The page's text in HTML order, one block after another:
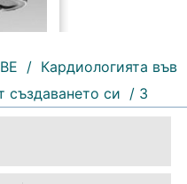
/ Кардиологията във
създаването си / 3